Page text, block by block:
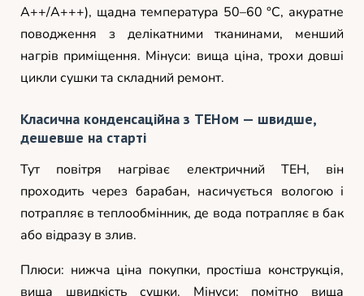
A++/A+++), щадна температура 50–60 °C, акуратне
поводження з делікатними тканинами, менший
нагрів приміщення. Мінуси: вища ціна, трохи довші
цикли сушки та складний ремонт.
Класична конденсаційна з ТЕНом — швидше,
дешевше на старті
Тут повітря нагріває електричний ТЕН, він
проходить через барабан, насичується вологою і
потрапляє в теплообмінник, де вода потрапляє в бак
або відразу в злив.
Плюси: нижча ціна покупки, простіша конструкція,
вища швидкість сушки. Мінуси: помітно вища